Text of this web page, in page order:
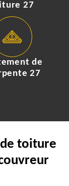
27
de
27
toiture